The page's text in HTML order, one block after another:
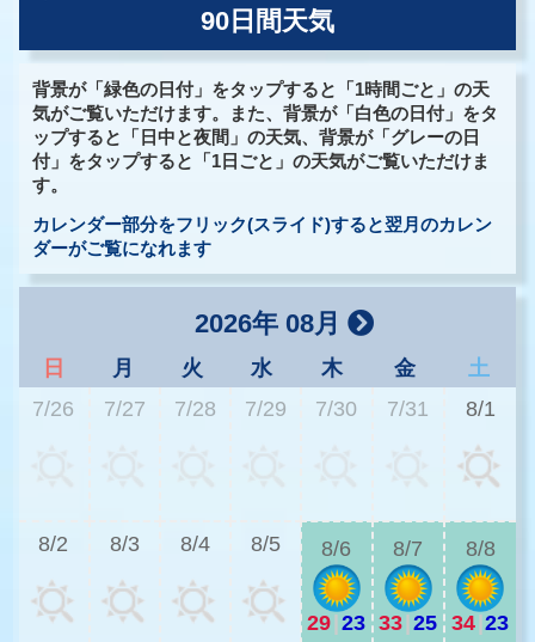
90日間天気
背景が「緑色の日付」をタップすると「1時間ごと」の天
気がご覧いただけます。また、背景が「白色の日付」をタ
ップすると「日中と夜間」の天気、背景が「グレーの日
付」をタップすると「1日ごと」の天気がご覧いただけま
す。
カレンダー部分をフリック(スライド)すると翌月のカレン
ダーがご覧になれます
2026年 08月
日 月 火 水 木 金
土
7/26
7/27 7/28 7/29 7/30 7/31 8/1
8/2 8/3 8/4 8/5 8/6
29 23
8/7
33 25
8/8
34 23